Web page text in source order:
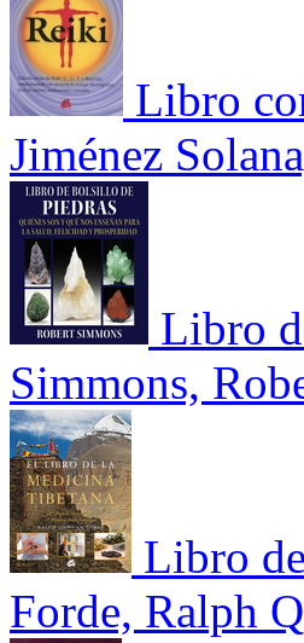
Libro
Jiménez
Libro
Simmons,
Libro
Forde, Ralph